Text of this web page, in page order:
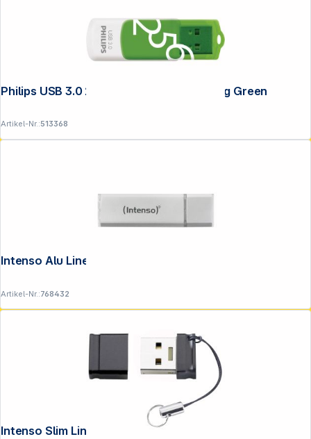
Philips USB 3.0 256GB Vivid Edition Spring Green
Artikel-Nr.:513368
Artikel-Nr.:768432
Intenso Slim Line 32GB USB 3.0